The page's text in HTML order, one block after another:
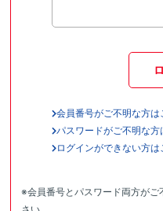
会員番号がご不明な方は
パスワードがご不明な方
ログインができない方は
※会員番号とパスワード両方が